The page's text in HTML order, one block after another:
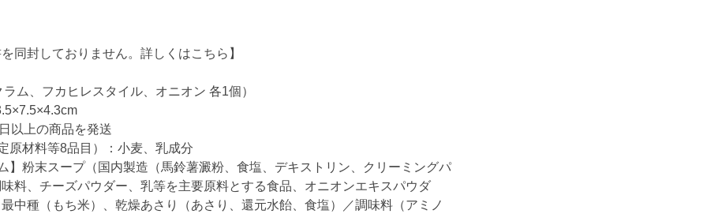
同封しておりません。詳しくはこちら 】
ム、フカヒレスタイル、オニオン 各1個）
以上の商品を発送
原材料等8品目）：小麦、乳成分
】粉末スープ（国内製造（馬鈴薯澱粉、食塩、デキストリン、クリーミングパ
料、チーズパウダー、乳等を主要原料とする食品、オニオンエキスパウダ
中種（もち米）、乾燥あさり（あさり、還元水飴、食塩）／調味料（アミノ